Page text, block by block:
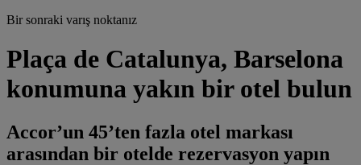
Bir sonraki varış noktanız
Plaça de Catalunya, Barselona
konumuna yakın bir otel bulun
Accor’un 45’ten fazla otel markası
arasından bir otelde rezervasyon yapın